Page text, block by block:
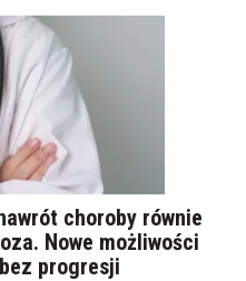
choroby równie
Nowe możliwości
progresji